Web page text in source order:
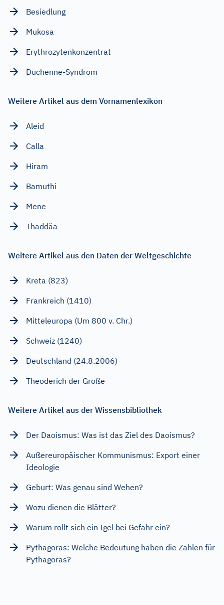
Besiedlung
Mukosa
Erythrozytenkonzentrat
Duchenne-Syndrom
Weitere Artikel aus dem Vornamenlexikon
Aleid
Calla
Hiram
Bamuthi
Mene
Thaddäa
Weitere Artikel aus den Daten der Weltgeschichte
Kreta (823)
Frankreich (1410)
Mitteleuropa (Um 800 v. Chr.)
Schweiz (1240)
Deutschland (24.8.2006)
Theoderich der Große
Weitere Artikel aus der Wissensbibliothek
Der Daoismus: Was ist das Ziel des Daoismus?
Außereuropäischer Kommunismus: Export einer
Ideologie
Geburt: Was genau sind Wehen?
Wozu dienen die Blätter?
Warum rollt sich ein Igel bei Gefahr ein?
Pythagoras: Welche Bedeutung haben die Zahlen für
Pythagoras?